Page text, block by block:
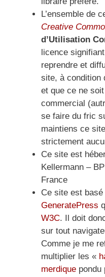
L’ensemble de
Creative
d’Utilisation
licence
reprendre et
site, à condition
et que ce ne
commercial
se faire du fric
maintiens ce
strictement
Ce site est
Kellermann –
France
Ce site est
GeneratePress
W3C. Il doit
sur tout
Comme je me
multiplier les «
merdique pondu